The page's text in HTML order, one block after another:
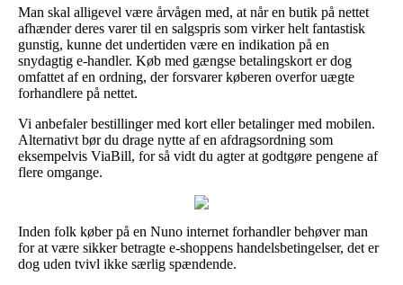
Man skal alligevel være årvågen med, at når en butik på nettet
afhænder deres varer til en salgspris som virker helt fantastisk
gunstig, kunne det undertiden være en indikation på en
snydagtig e-handler. Køb med gængse betalingskort er dog
omfattet af en ordning, der forsvarer køberen overfor uægte
forhandlere på nettet.
Vi anbefaler bestillinger med kort eller betalinger med mobilen.
Alternativt bør du drage nytte af en afdragsordning som
eksempelvis ViaBill, for så vidt du agter at godtgøre pengene af
flere omgange.
Inden folk køber på en Nuno internet forhandler behøver man
for at være sikker betragte e-shoppens handelsbetingelser, det er
dog uden tvivl ikke særlig spændende.